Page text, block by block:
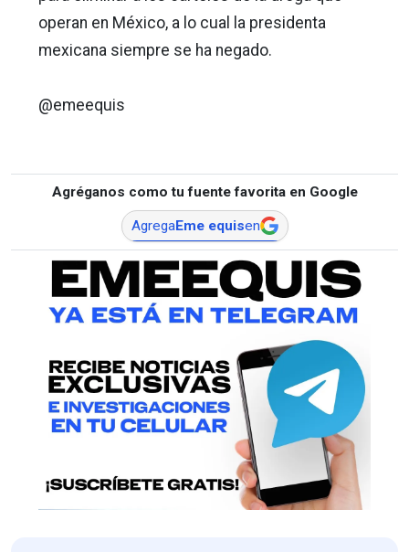
operan en México, a lo cual la presidenta
mexicana siempre se ha negado.
@emeequis
Agréganos como tu fuente favorita en Google
AgregaEme equisen